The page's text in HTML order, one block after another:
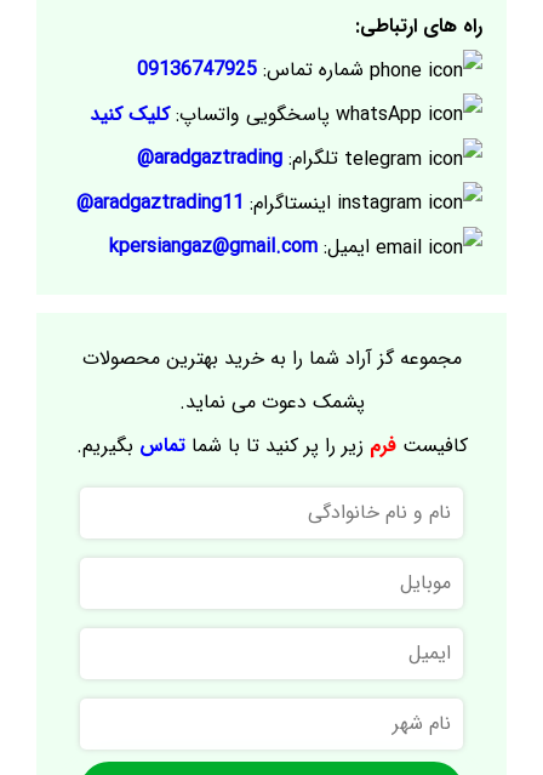
راه های ارتباطی:
شماره تماس: 09136747925
پاسخگویی واتساپ:کلیک کنید
تلگرام: aradgaztrading@
اینستاگرام: aradgaztrading11@
ایمیل: kpersiangaz@gmail.com
مجموعه گز آراد شما را به خرید بهترین محصولات
پشمک دعوت می نماید.
کافیستفرم زیر را پر کنید تا با شماتماس بگیریم.
نام
و
نام
خانوادگی
موبایل
ایمیل
نام
شهر